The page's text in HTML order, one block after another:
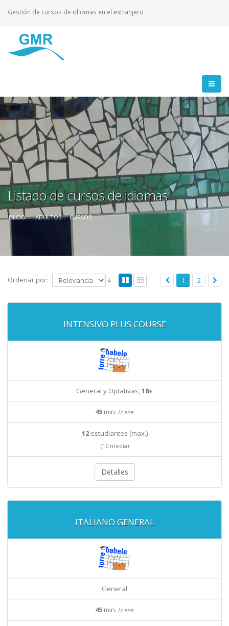
Gestión de cursos de idiomas en el extranjero
Listado de cursos de idiomas
INICIO ADULTOS CURSOS
Ordenar por: 1 2
INTENSIVO PLUS COURSE
General y Optativas,18+
45 min. /clase
12estudiantes (max.)
(10 media)
Detalles
ITALIANO GENERAL
General
45 min. /clase